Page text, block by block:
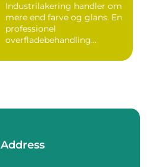
Industrilakering handler om
mere end farve og glans. En
professionel
overfladebehandling
Address